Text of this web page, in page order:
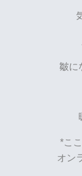
皺に
*こ
オン